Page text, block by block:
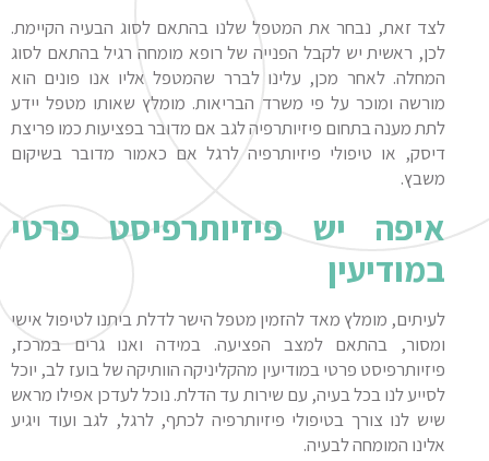
לצד זאת, נבחר את המטפל שלנו בהתאם לסוג הבעיה הקיימת.
לכן, ראשית יש לקבל הפנייה של רופא מומחה רגיל בהתאם לסוג
המחלה. לאחר מכן, עלינו לברר שהמטפל אליו אנו פונים הוא
מורשה ומוכר על פי משרד הבריאות. מומלץ שאותו מטפל יידע
לתת מענה בתחום פיזיותרפיה לגב אם מדובר בפציעות כמו פריצת
דיסק, או טיפולי פיזיותרפיה לרגל אם כאמור מדובר בשיקום
משבץ.
איפה יש פיזיותרפיסט פרטי
במודיעין
לעיתים, מומלץ מאד להזמין מטפל הישר לדלת ביתנו לטיפול אישי
ומסור, בהתאם למצב הפציעה. במידה ואנו גרים במרכז,
פיזיותרפיסט פרטי במודיעין מהקליניקה הוותיקה של בועז לב, יוכל
לסייע לנו בכל בעיה, עם שירות עד הדלת. נוכל לעדכן אפילו מראש
שיש לנו צורך בטיפולי פיזיותרפיה לכתף, לרגל, לגב ועוד ויגיע
אלינו המומחה לבעיה.